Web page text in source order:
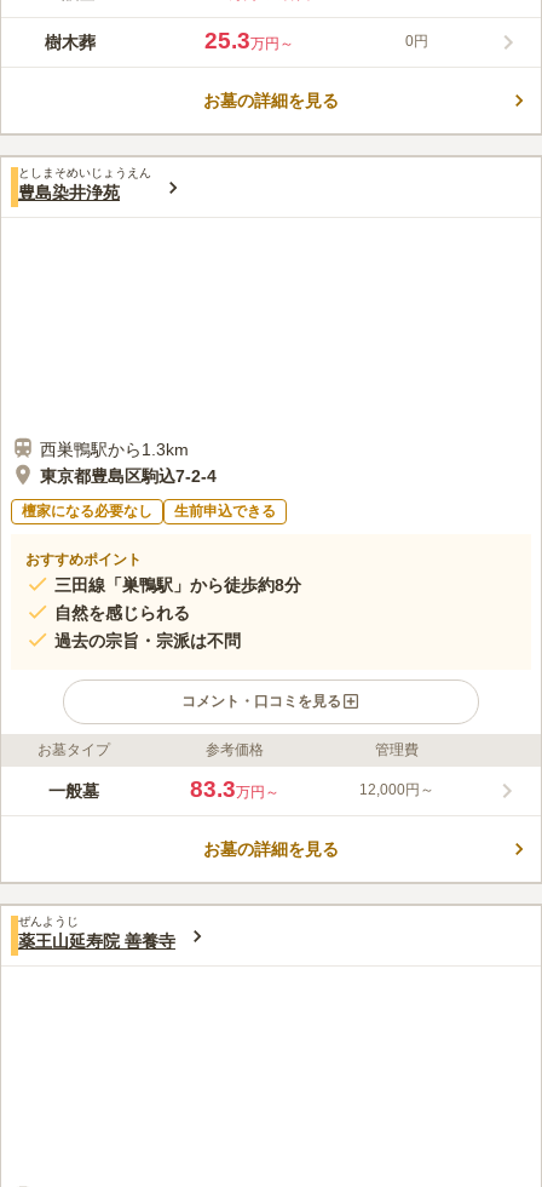
参り前後の予定も組みやすいです。 上の方にある墓域は見晴ら
しが良く、お天気が良ければ富士山が見えます。 都心とは思え
潔です。苑内外の施設の充実加減も、都心ならではといえます。
この霊園はまだ誰からも評価されていません。
樹木葬 25.3万円～ 0円
お墓の詳細を見る
としまそめいじょうえん
豊島染井浄苑
西巣鴨駅から1.3km
東京都豊島区駒込7-2-4
檀家になる必要なし 生前申込できる
おすすめポイント
三田線「巣鴨駅」から徒歩約8分
自然を感じられる
過去の宗旨・宗派は不問
コメント・口コミを見る
ライフドット編集部のコメント
全体的に高さを抑え、開放感のある日当たりの良いつくりになっ
駅」からアクセスできます。主要路線の駅で、お参り前後の利便
口コミ評価
この霊園はまだ誰からも評価されていません。
お墓タイプ 参考価格 管理費
一般墓 83.3万円～ 12,000円～
お墓の詳細を見る
ぜんようじ
薬王山延寿院 善養寺